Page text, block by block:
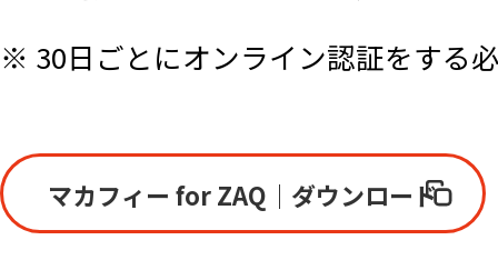
す。
の利用条件は変更後の規約（以下
のウェブサイト上（以下、当社サ
ものとします。
※ 30日ごとにオンライン認証をする
マカフィー for ZAQ｜ダウンロード